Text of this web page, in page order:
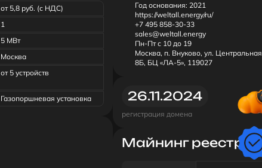
от 5,8 руб. (с НДС)
1
5 МВт
Москва
от 5 устройств
Газопоршневая установка
Год основания: 2021
https://weltall.energy/ru/
+7 495 858-30-33
sales@weltall.energy
Пн-Пт с 10 до 19
Москва, п. Внуково, ул. Центральная
8Б, БЦ «ЛА-5», 119027
26.11.2024
регистрация домена
Майнинг реестр